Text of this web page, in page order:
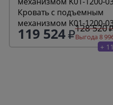
Кровать с подъемным
механизмом K01-1200-
119 524 128 520
Выгода 8
+